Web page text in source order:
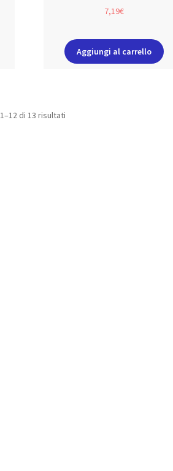
7,19€
Aggiungi al carrello
1–12 di 13 risultati